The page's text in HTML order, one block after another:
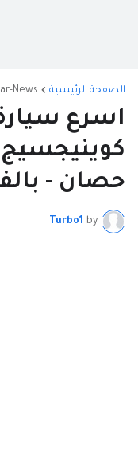
الصفحة الرئيسية News
اسرع
حصان -
by
Turbo1